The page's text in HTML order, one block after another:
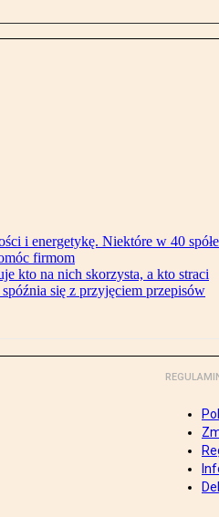
i energetykę. Niektóre w 40
firmom
kto na nich skorzysta, a kto straci
się z przyjęciem przepisów